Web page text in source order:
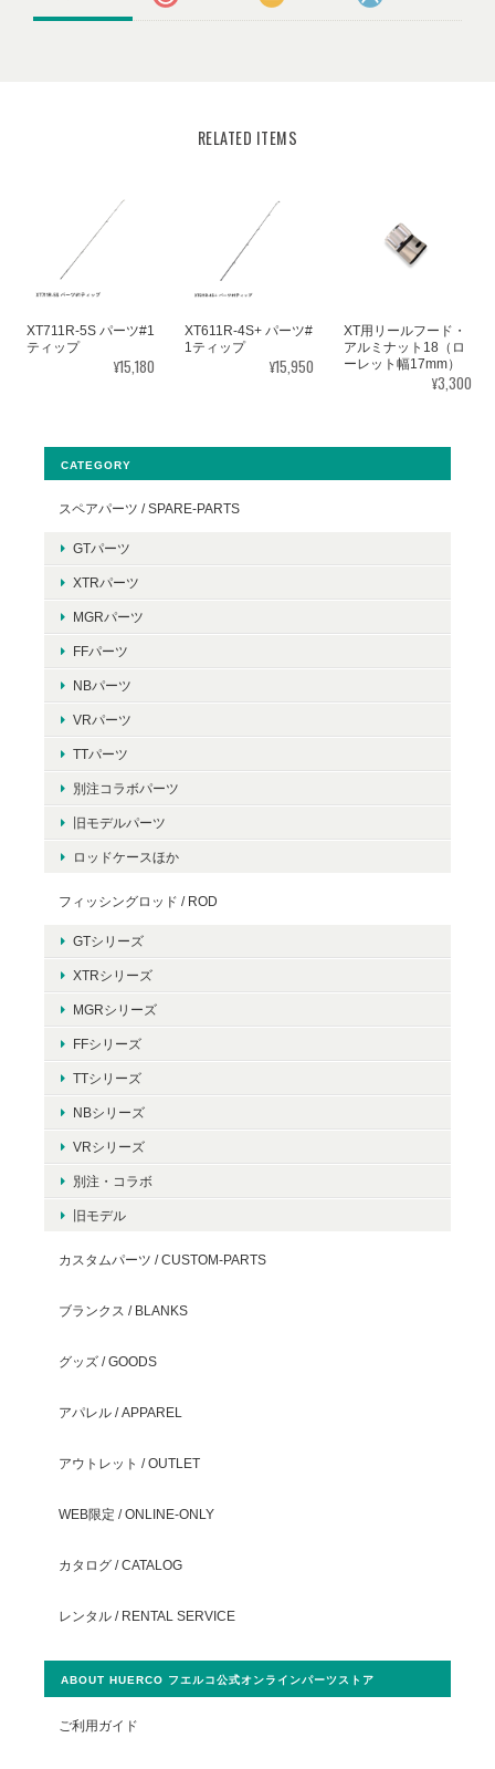
RELATED ITEMS
XT711R-5S パーツ#1
ティップ
¥15,180
XT611R-4S+ パーツ#
1ティップ
¥15,950
XT用リールフード・
アルミナット18（ロ
ーレット幅17mm）
¥3,300
CATEGORY
スペアパーツ / SPARE-PARTS
GTパーツ
XTRパーツ
MGRパーツ
FFパーツ
NBパーツ
VRパーツ
TTパーツ
別注コラボパーツ
旧モデルパーツ
ロッドケースほか
フィッシングロッド / ROD
GTシリーズ
XTRシリーズ
MGRシリーズ
FFシリーズ
TTシリーズ
NBシリーズ
VRシリーズ
別注・コラボ
旧モデル
カスタムパーツ / CUSTOM-PARTS
ブランクス / BLANKS
グッズ / GOODS
アパレル / APPAREL
アウトレット / OUTLET
WEB限定 / ONLINE-ONLY
カタログ / CATALOG
レンタル / RENTAL SERVICE
ABOUT HUERCO フエルコ公式オンラインパーツストア
ご利用ガイド